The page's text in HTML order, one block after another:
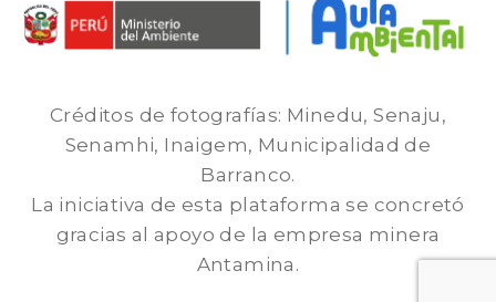
Créditos de fotografías: Minedu, Senaju,
Senamhi, Inaigem, Municipalidad de
Barranco.
La iniciativa de esta plataforma se concretó
gracias al apoyo de la empresa minera
Antamina.